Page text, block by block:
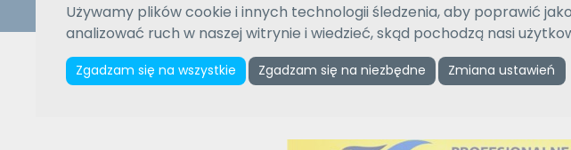
Używamy plików cookie i innych technologii śledzenia, aby poprawić
analizować ruch w naszej witrynie i wiedzieć, skąd pochodzą nasi
Zgadzam się na wszystkie Zgadzam się na niezbędne Zmiana ustawień
Z języka
Wybierz język
Na język
Wybierz język